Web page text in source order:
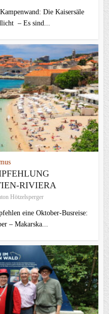
Die Kaisersäle
– Es sind...
RIVIERA
Hötzelsperger
eine Oktober-Busreise:
– Makarska...